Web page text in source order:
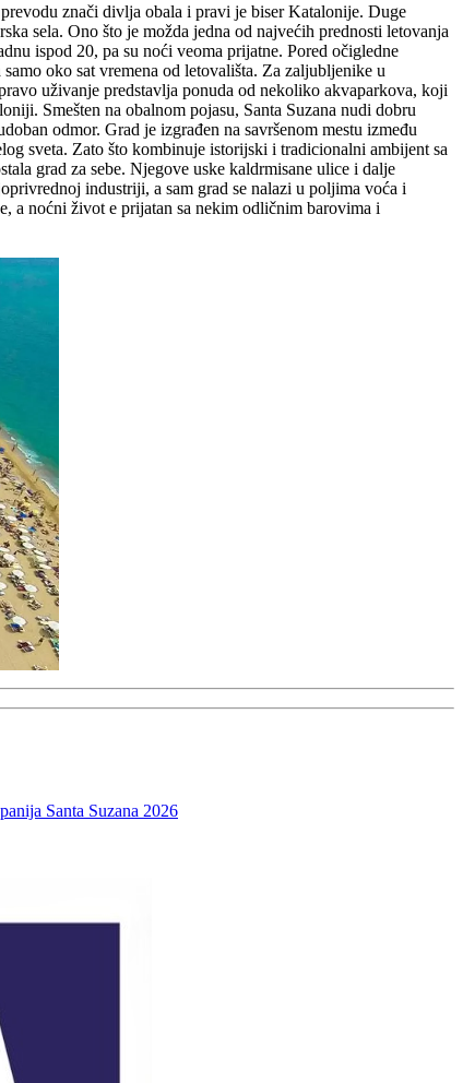
znači divlja obala i pravi je biser Katalonije. Duge
sela. Ono što je možda jedna od najvećih prednosti letovanja
ispod 20, pa su noći veoma prijatne. Pored očigledne
oko sat vremena od letovališta. Za zaljubljenike u
uživanje predstavlja ponuda od nekoliko akvaparkova, koji
Smešten na obalnom pojasu, Santa Suzana nudi dobru
odmor. Grad je izgrađen na savršenom mestu između
sveta. Zato što kombinuje istorijski i tradicionalni ambijent sa
grad za sebe. Njegove uske kaldrmisane ulice i dalje
industriji, a sam grad se nalazi u poljima voća i
a noćni život e prijatan sa nekim odličnim barovima i
Santa Suzana 2026